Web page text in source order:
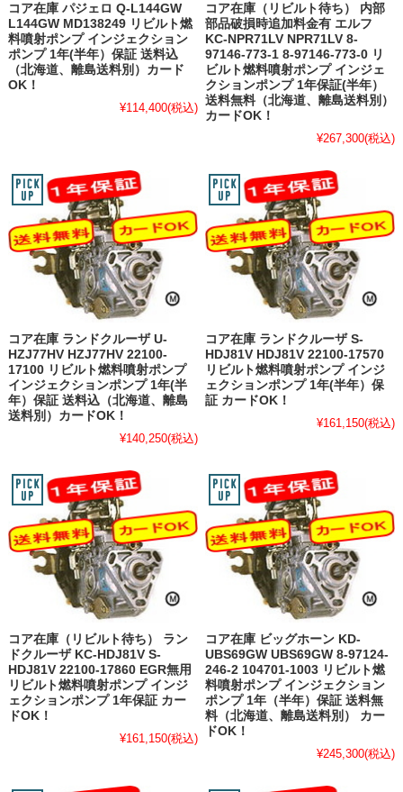
コア在庫 パジェロ Q-L144GW
L144GW MD138249 リビルト燃
料噴射ポンプ インジェクション
ポンプ 1年(半年）保証 送料込
（北海道、離島送料別）カード
OK！
¥114,400(税込)
コア在庫（リビルト待ち） 内部
部品破損時追加料金有 エルフ
KC-NPR71LV NPR71LV 8-
97146-773-1 8-97146-773-0 リ
ビルト燃料噴射ポンプ インジェ
クションポンプ 1年保証(半年）
送料無料（北海道、離島送料別）
カードOK！
¥267,300(税込)
コア在庫 ランドクルーザ U-
HZJ77HV HZJ77HV 22100-
17100 リビルト燃料噴射ポンプ
インジェクションポンプ 1年(半
年）保証 送料込（北海道、離島
送料別）カードOK！
¥140,250(税込)
コア在庫 ランドクルーザ S-
HDJ81V HDJ81V 22100-17570
リビルト燃料噴射ポンプ インジ
ェクションポンプ 1年(半年）保
証 カードOK！
¥161,150(税込)
コア在庫（リビルト待ち） ラン
ドクルーザ KC-HDJ81V S-
HDJ81V 22100-17860 EGR無用
リビルト燃料噴射ポンプ インジ
ェクションポンプ 1年保証 カー
ドOK！
¥161,150(税込)
コア在庫 ビッグホーン KD-
UBS69GW UBS69GW 8-97124-
246-2 104701-1003 リビルト燃
料噴射ポンプ インジェクション
ポンプ 1年（半年）保証 送料無
料（北海道、離島送料別） カー
ドOK！
¥245,300(税込)